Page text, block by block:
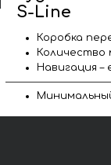
S-Line
Коробка
Количество
Навигация –